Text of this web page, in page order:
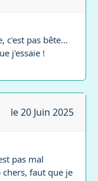
c'est pas bête...
j'essaie !
le 20 Juin 2025
pas mal
chers, faut que je